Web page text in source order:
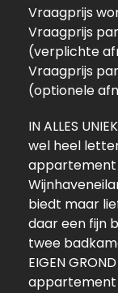
Vraagprijs
Vraagprijs
(verplichte
Vraagprijs
(optionele
IN ALLES
wel heel
appartement
biedt maar
daar een fijn
twee
EIGEN
appartement